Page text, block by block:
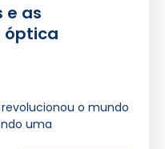
e as
óptica
o mundo
uma